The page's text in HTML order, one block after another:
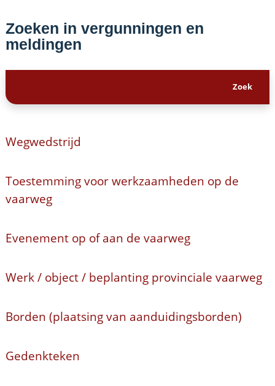
Zoeken in vergunningen en
meldingen
Wegwedstrijd
Toestemming voor werkzaamheden op de
vaarweg
Evenement op of aan de vaarweg
Werk / object / beplanting provinciale vaarweg
Borden (plaatsing van aanduidingsborden)
Gedenkteken